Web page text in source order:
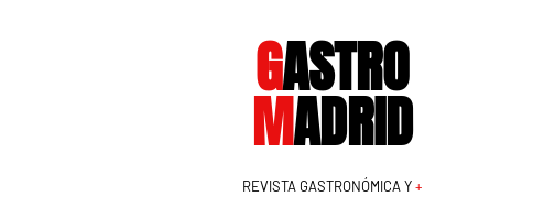
GASTRO
MADRID
REVISTA GASTRONÓMICA Y+